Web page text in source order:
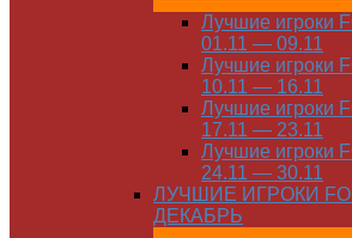
Лучшие игроки
01.11 — 09.11
Лучшие игроки
10.11 — 16.11
Лучшие игроки
17.11 — 23.11
Лучшие игроки
24.11 — 30.11
ЛУЧШИЕ ИГРОКИ
ДЕКАБРЬ